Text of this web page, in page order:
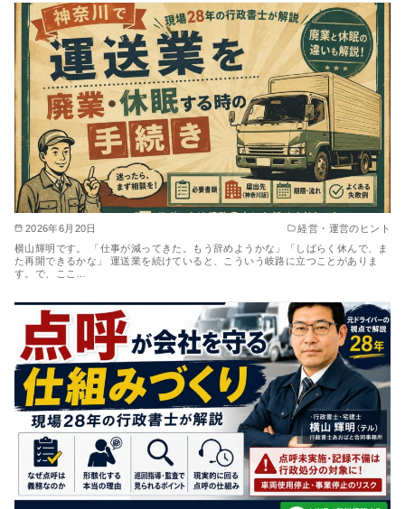
2026年6月20日
経営・運営のヒント
横山輝明です。 「仕事が減ってきた。もう辞めようかな」「しばらく休んで、ま
た再開できるかな」 運送業を続けていると、こういう岐路に立つことがありま
す。で、ここ…